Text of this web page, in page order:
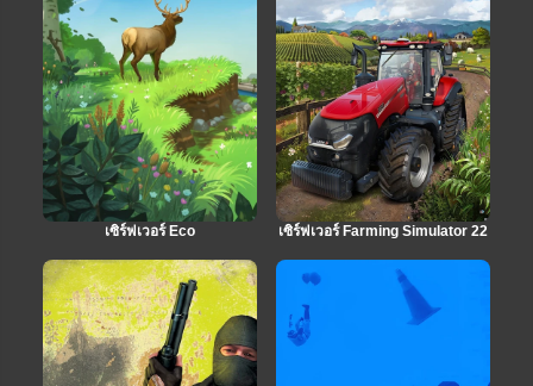
เซิร์ฟเวอร์ Eco เซิร์ฟเวอร์ Farming Simulator 22